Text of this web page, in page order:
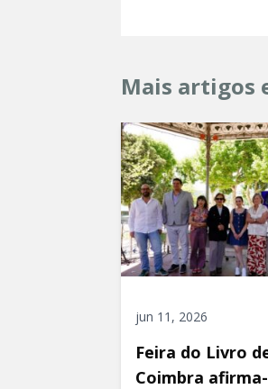
Mais artigos
jun 11, 2026
Feira do Livro
Coimbra